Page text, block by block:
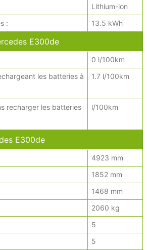
Lithium-ion
:
13.5 kWh
E300de
0 l/100km
les batteries à
1.7 l/100km
recharger les batteries
l/100km
E300de
4923 mm
1852 mm
1468 mm
2060 kg
5
5